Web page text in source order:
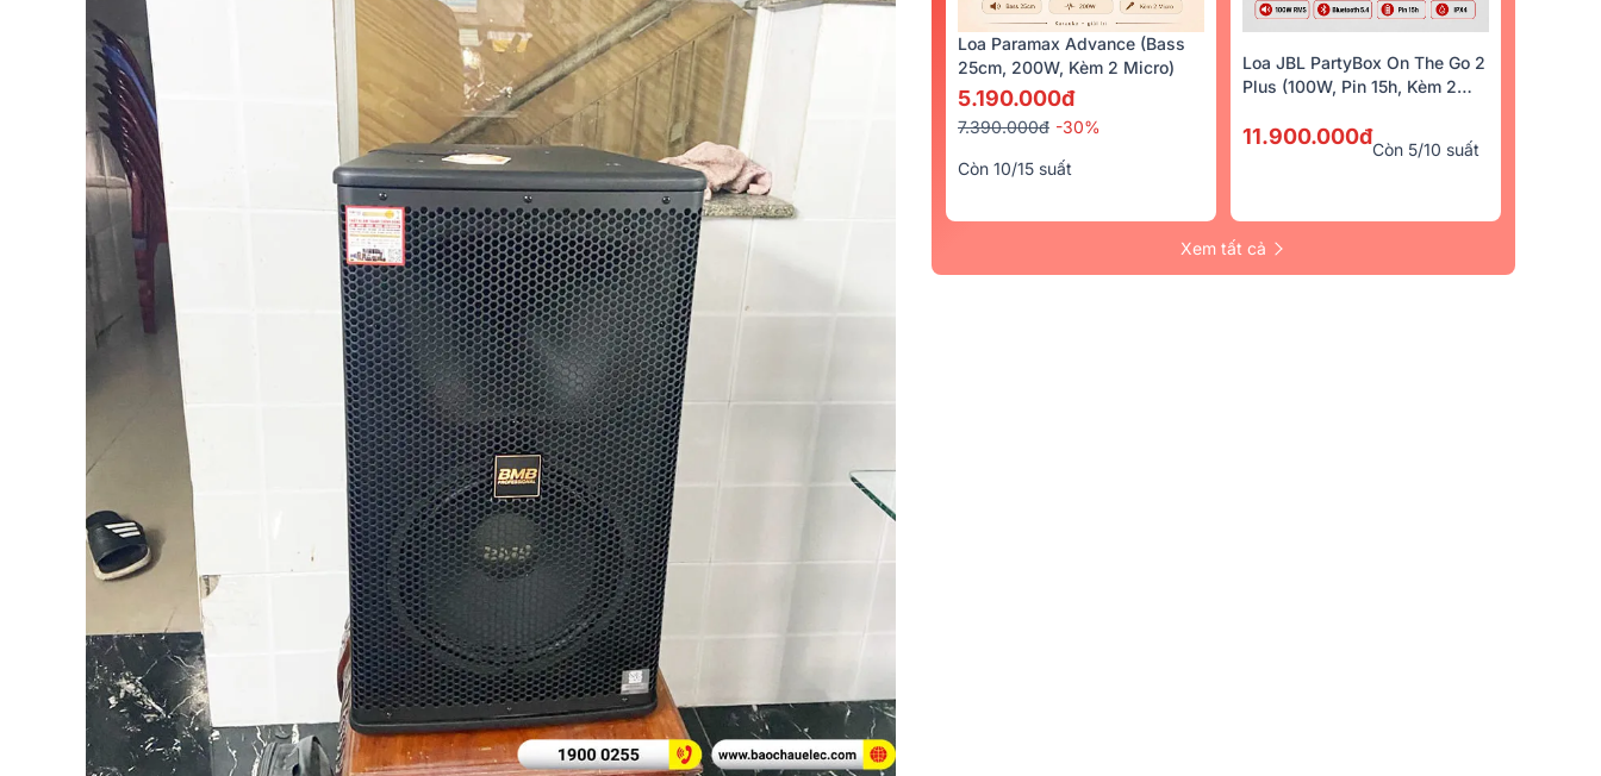
Loa Paramax Advance (Bass
25cm, 200W, Kèm 2 Micro)
5.190.000đ
7.390.000đ -30%
Còn 10/15 suất
Loa JBL PartyBox On The Go 2
Plus (100W, Pin 15h, Kèm 2
11.900.000đ
Còn 5/10 suất
Xem tất cả